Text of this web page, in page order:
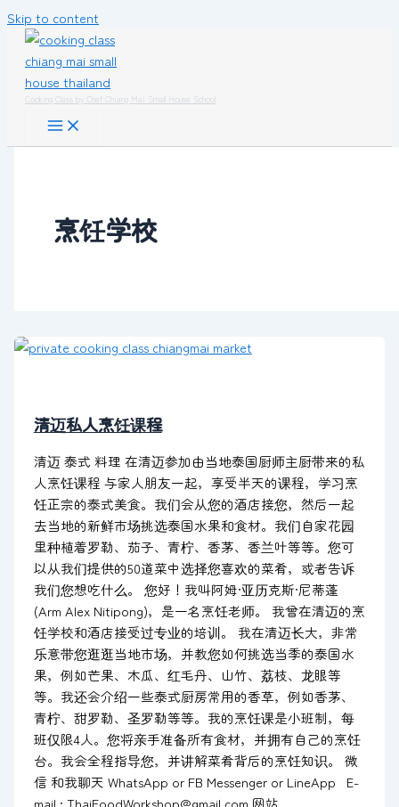
Skip to content
Cooking Class by Chef Chiang Mai Small House School
烹饪学校
清迈私人烹饪课程
清迈 泰式 料理 在清迈参加由当地泰国厨师主厨带来的私
人烹饪课程 与家人朋友一起，享受半天的课程，学习烹
饪正宗的泰式美食。我们会从您的酒店接您，然后一起
去当地的新鲜市场挑选泰国水果和食材。我们自家花园
里种植着罗勒、茄子、青柠、香茅、香兰叶等等。您可
以从我们提供的50道菜中选择您喜欢的菜肴，或者告诉
我们您想吃什么。 您好！我叫阿姆·亚历克斯·尼蒂蓬
(Arm Alex Nitipong)，是一名烹饪老师。 我曾在清迈的烹
饪学校和酒店接受过专业的培训。 我在清迈长大，非常
乐意带您逛逛当地市场，并教您如何挑选当季的泰国水
果，例如芒果、木瓜、红毛丹、山竹、荔枝、龙眼等
等。我还会介绍一些泰式厨房常用的香草，例如香茅、
青柠、甜罗勒、圣罗勒等等。我的烹饪课是小班制，每
班仅限4人。您将亲手准备所有食材，并拥有自己的烹饪
台。我会全程指导您，并讲解菜肴背后的烹饪知识。 微
信 和我聊天 WhatsApp or FB Messenger or LineApp E-
mail : ThaiFoodWorkshop@gmail.com 网站